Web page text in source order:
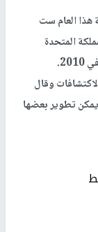
العام ست
المتحدة
وقال
تطوير بعضها